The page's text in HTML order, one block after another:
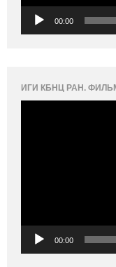
00:00
ИГИ КБНЦ РАН.
00:00